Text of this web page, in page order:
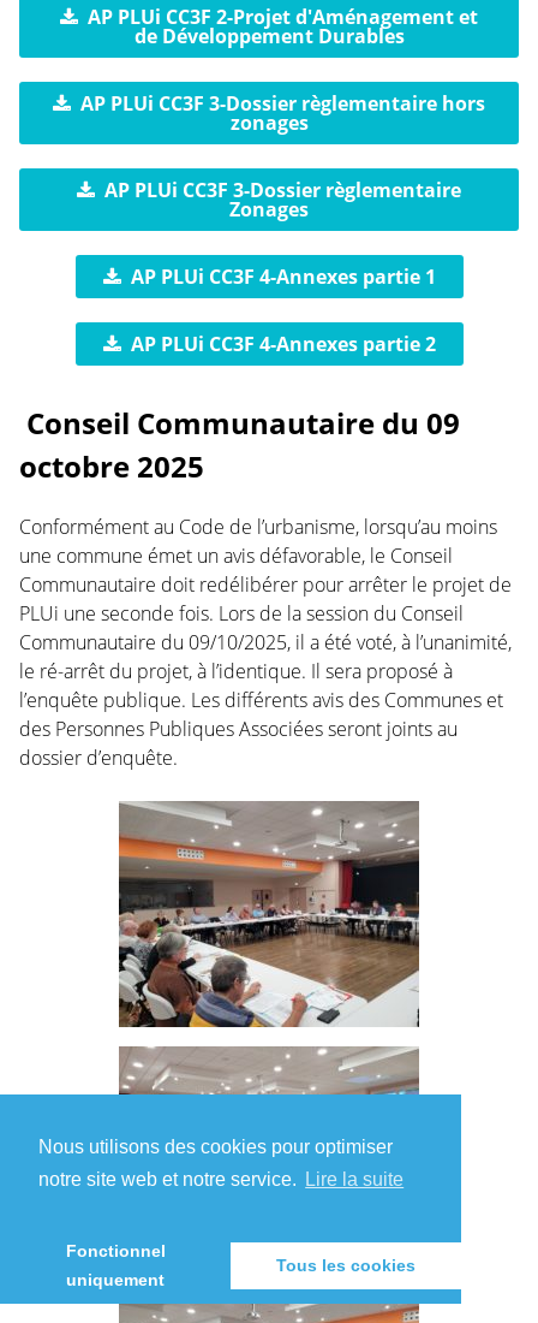
Nous utilisons des cookies pour optimiser
notre site web et notre service.
Lire la suite
Fonctionnel
uniquement
Tous les cookies
AP PLUi CC3F 2-Projet d'Aménagement et
de Développement Durables
AP PLUi CC3F 3-Dossier règlementaire hors
zonages
AP PLUi CC3F 3-Dossier règlementaire
Zonages
AP PLUi CC3F 4-Annexes partie 1
AP PLUi CC3F 4-Annexes partie 2
Conseil Communautaire du 09
octobre 2025
Conformément au Code de l’urbanisme, lorsqu’au moins
une commune émet un avis défavorable, le Conseil
Communautaire doit redélibérer pour arrêter le projet de
PLUi une seconde fois. Lors de la session du Conseil
Communautaire du 09/10/2025, il a été voté, à l’unanimité,
le ré-arrêt du projet, à l’identique. Il sera proposé à
l’enquête publique. Les différents avis des Communes et
des Personnes Publiques Associées seront joints au
dossier d’enquête.